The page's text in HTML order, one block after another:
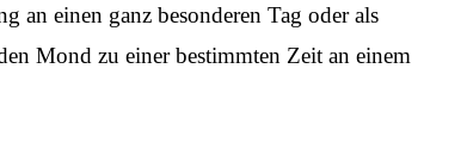
an einen ganz besonderen Tag oder als
Mond zu einer bestimmten Zeit an einem